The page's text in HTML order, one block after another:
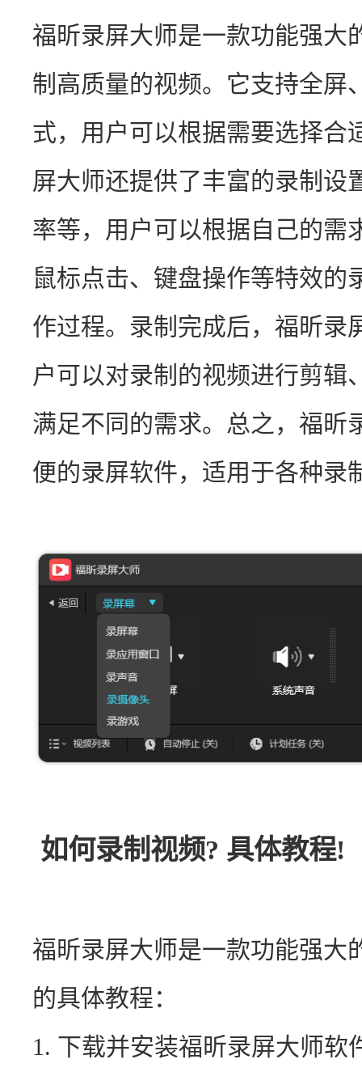
福昕录屏大师是一款功能强大
制高质量的视频。它支持全屏
式，用户可以根据需要选择合
屏大师还提供了丰富的录制设
率等，用户可以根据自己的需
鼠标点击、键盘操作等特效的
作过程。录制完成后，福昕录
户可以对录制的视频进行剪辑
满足不同的需求。总之，福昕
便的录屏软件，适用于各种录
如何录制视频? 具体教程!
福昕录屏大师是一款功能强大
的具体教程：
1. 下载并安装福昕录屏大师软